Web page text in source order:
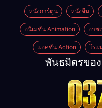
หนังการ์ตูน หนังจีน
อนิเมชั่น Animation อาช
แอคชั่น Action โรแ
พันธมิตรของ